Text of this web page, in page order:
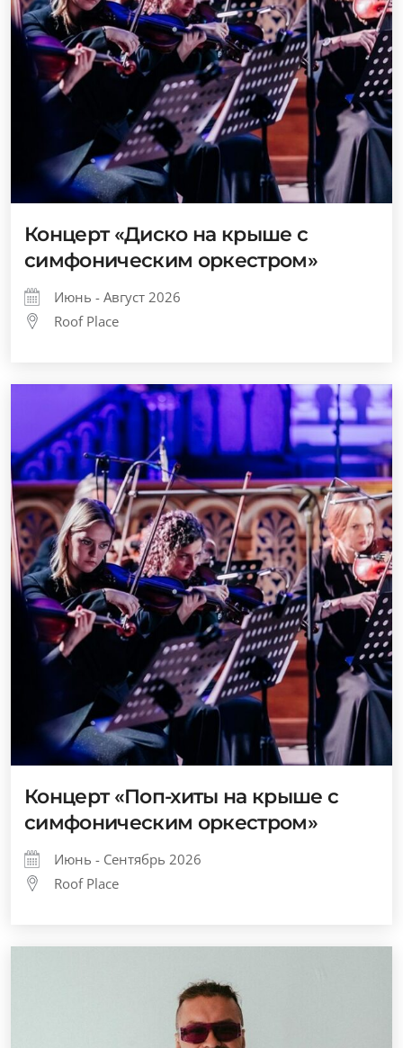
Концерт «Диско на крыше с
симфоническим оркестром»
Июнь - Август 2026
Roof Place
Концерт «Поп-хиты на крыше с
симфоническим оркестром»
Июнь - Сентябрь 2026
Roof Place